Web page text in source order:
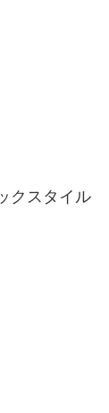
クスタイル